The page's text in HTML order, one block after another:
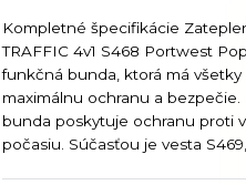
Kompletné špecifikácie
TRAFFIC 4v1 S468 Portwest
funkčná bunda, ktorá má
maximálnu ochranu a
bunda poskytuje ochranu proti
počasiu. Súčasťou je vesta S469,